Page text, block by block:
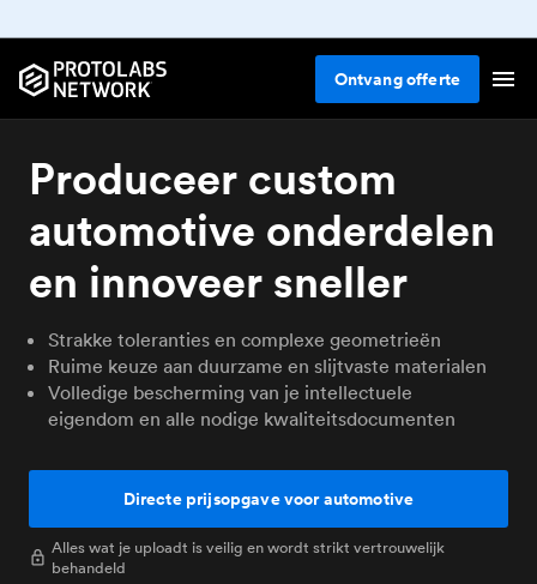
Ontvangofferte
Produceer custom
automotive onderdelen
en innoveer sneller
Strakke toleranties en complexe geometrieën
Ruime keuze aan duurzame en slijtvaste materialen
Volledige bescherming van je intellectuele
eigendom en alle nodige kwaliteitsdocumenten
Directe prijsopgave voor automotive
Alles wat je uploadt is veilig en wordt strikt vertrouwelijk
behandeld